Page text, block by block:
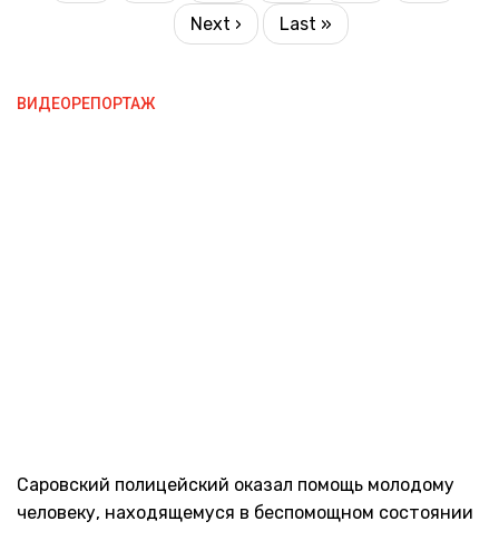
page
Next
page
Next ›
Last
page
Last »
ВИДЕОРЕПОРТАЖ
Саровский полицейский оказал помощь молодому
человеку, находящемуся в беспомощном состоянии